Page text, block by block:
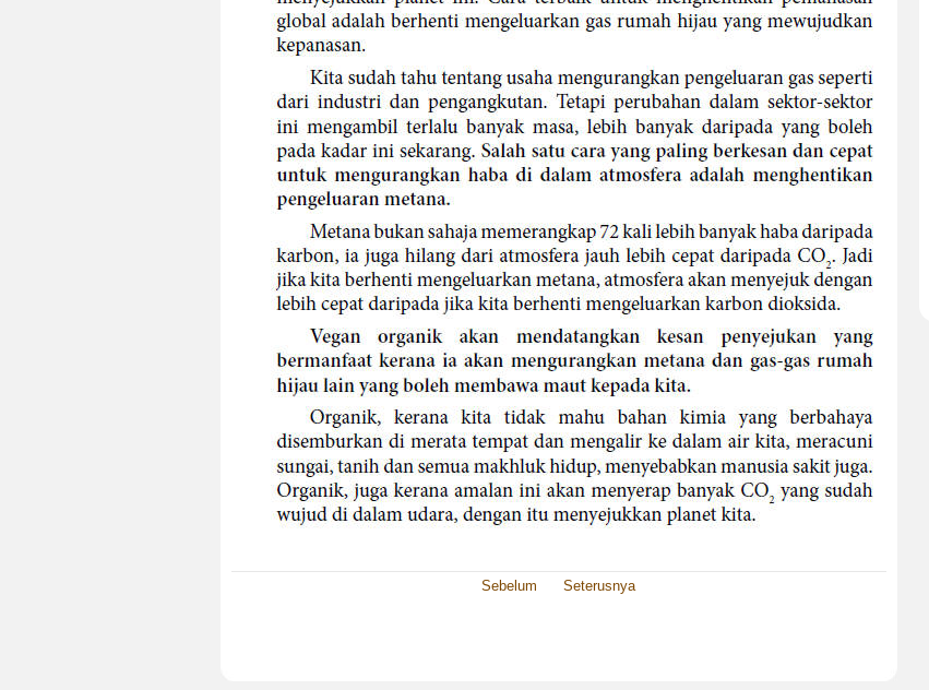
Sebelum Seterusnya